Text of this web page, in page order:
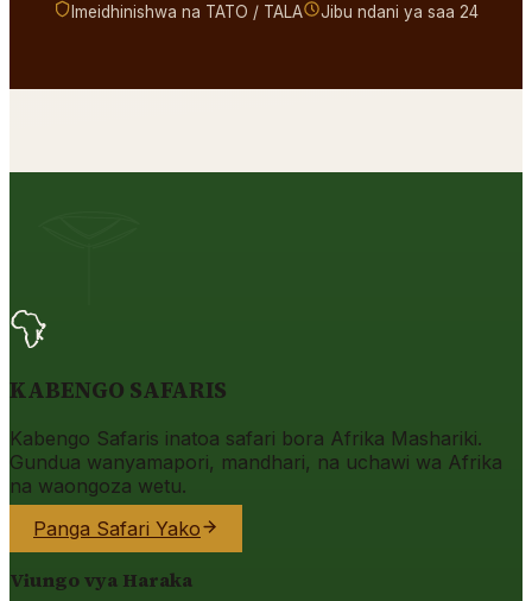
Imeidhinishwa na TATO / TALA Jibu ndani ya saa 24
KABENGO SAFARIS
Kabengo Safaris inatoa safari bora Afrika Mashariki.
Gundua wanyamapori, mandhari, na uchawi wa Afrika
na waongoza wetu.
Panga Safari Yako
Viungo vya Haraka